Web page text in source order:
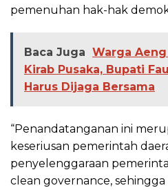
pemenuhan hak-hak
Baca Juga Warga
Kirab Pusaka, Bupati
Harus Dijaga Bersama
“Penandatanganan ini
keseriusan pemerintah
penyelenggaraan
clean governance,